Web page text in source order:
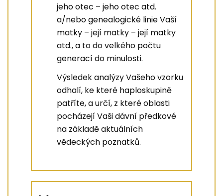
jeho otec – jeho otec atd.
a/nebo genealogické linie Vaší
matky – její matky – její matky
atd., a to do velkého počtu
generací do minulosti.
Výsledek analýzy Vašeho vzorku
odhalí, ke které haploskupině
patříte, a určí, z které oblasti
pocházejí Vaši dávní předkové
na základě aktuálních
vědeckých poznatků.